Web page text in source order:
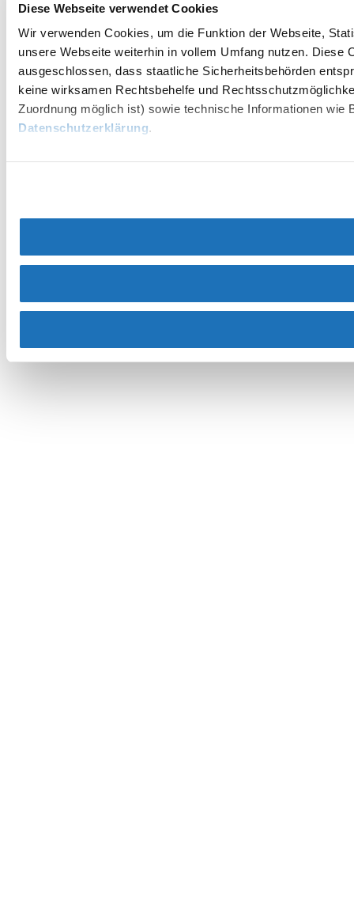
Diese Webseite verwendet Cookies
Wir verwenden Cookies, um die Funktion der Webseite,
unsere Webseite weiterhin in vollem Umfang nutzen.
ausgeschlossen, dass staatliche Sicherheitsbehörden
keine wirksamen Rechtsbehelfe und
Zuordnung möglich ist) sowie technische Informationen
Datenschutzerklärung.